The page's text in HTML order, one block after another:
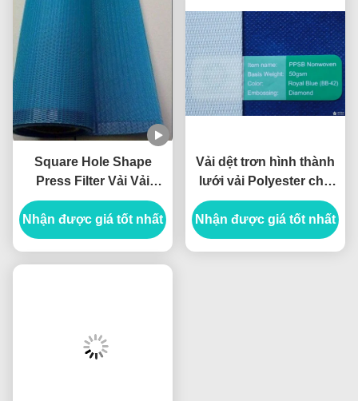
Square Hole Shape
Press Filter Vải Vải
Polyester / Tổng hợp
Nhận được giá tốt nhất
Vải dệt trơn hình thành
lưới vải Polyester cho
vải lọc không dệt
Nhận được giá tốt nhất